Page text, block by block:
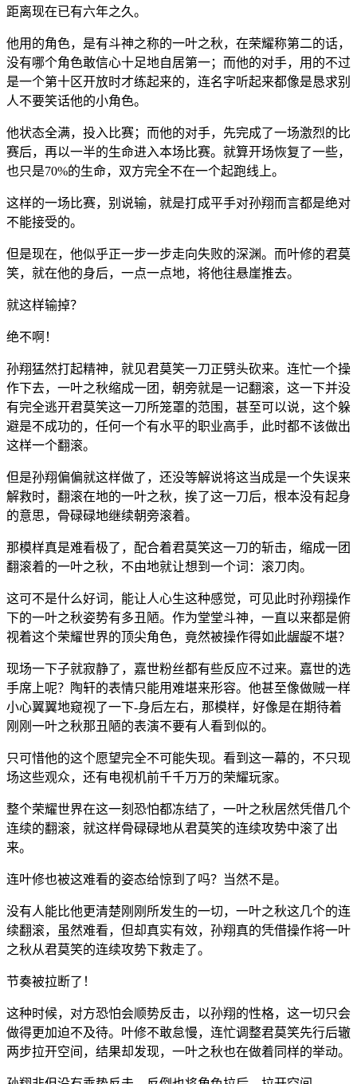
距离现在已有六年之久。
他用的角色，是有斗神之称的一叶之秋，在荣耀称第二的话，
没有哪个角色敢信心十足地自居第一；而他的对手，用的不过
是一个第十区开放时才练起来的，连名字听起来都像是恳求别
人不要笑话他的小角色。
他状态全满，投入比赛；而他的对手，先完成了一场激烈的比
赛后，再以一半的生命进入本场比赛。就算开场恢复了一些，
也只是70%的生命，双方完全不在一个起跑线上。
这样的一场比赛，别说输，就是打成平手对孙翔而言都是绝对
不能接受的。
但是现在，他似乎正一步一步走向失败的深渊。而叶修的君莫
笑，就在他的身后，一点一点地，将他往悬崖推去。
就这样输掉？
绝不啊！
孙翔猛然打起精神，就见君莫笑一刀正劈头砍来。连忙一个操
作下去，一叶之秋缩成一团，朝旁就是一记翻滚，这一下并没
有完全逃开君莫笑这一刀所笼罩的范围，甚至可以说，这个躲
避是不成功的，任何一个有水平的职业高手，此时都不该做出
这样一个翻滚。
但是孙翔偏偏就这样做了，还没等解说将这当成是一个失误来
解救时，翻滚在地的一叶之秋，挨了这一刀后，根本没有起身
的意思，骨碌碌地继续朝旁滚着。
那模样真是难看极了，配合着君莫笑这一刀的斩击，缩成一团
翻滚着的一叶之秋，不由地就让想到一个词：滚刀肉。
这可不是什么好词，能让人心生这种感觉，可见此时孙翔操作
下的一叶之秋姿势有多丑陋。作为堂堂斗神，一直以来都是俯
视着这个荣耀世界的顶尖角色，竟然被操作得如此龌龊不堪？
现场一下子就寂静了，嘉世粉丝都有些反应不过来。嘉世的选
手席上呢？陶轩的表情只能用难堪来形容。他甚至像做贼一样
小心翼翼地窥视了一下-身后左右，那模样，好像是在期待着
刚刚一叶之秋那丑陋的表演不要有人看到似的。
只可惜他的这个愿望完全不可能失现。看到这一幕的，不只现
场这些观众，还有电视机前千千万万的荣耀玩家。
整个荣耀世界在这一刻恐怕都冻结了，一叶之秋居然凭借几个
连续的翻滚，就这样骨碌碌地从君莫笑的连续攻势中滚了出
来。
连叶修也被这难看的姿态给惊到了吗？当然不是。
没有人能比他更清楚刚刚所发生的一切，一叶之秋这几个的连
续翻滚，虽然难看，但却真实有效，孙翔真的凭借操作将一叶
之秋从君莫笑的连续攻势下救走了。
节奏被拉断了！
这种时候，对方恐怕会顺势反击，以孙翔的性格，这一切只会
做得更加迫不及待。叶修不敢怠慢，连忙调整君莫笑先行后辙
两步拉开空间，结果却发现，一叶之秋也在做着同样的举动。